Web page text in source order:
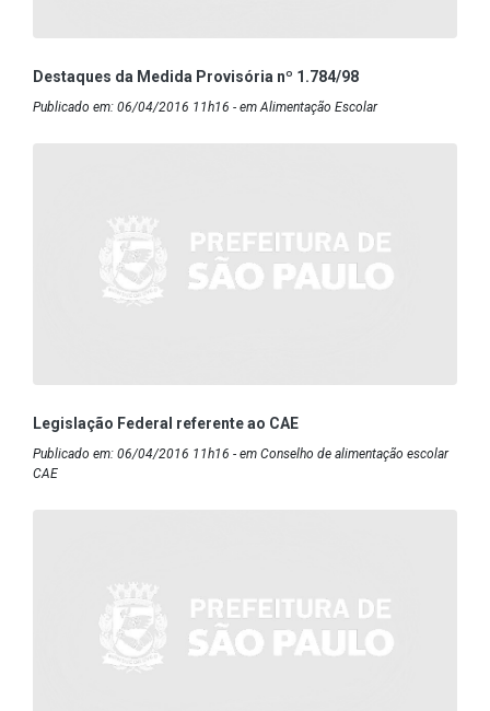
Destaques da Medida Provisória nº 1.784/98
Publicado em: 06/04/2016 11h16 - em Alimentação Escolar
Legislação Federal referente ao CAE
Publicado em: 06/04/2016 11h16 - em Conselho de alimentação escolar
CAE